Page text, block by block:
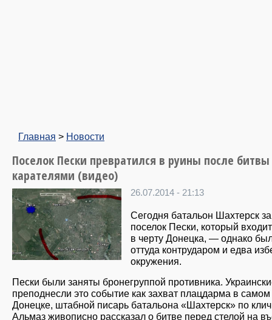
Главная > Новости
Поселок Пески превратился в руины после битвы
карателями (видео)
26.07.2014 - 21:13
Сегодня батальон Шахтерск
поселок Пески, который входит
в черту Донецка, — однако
оттуда контрударом и едва
окружения.
Пески были заняты бронегруппой противника.
преподнесли это событие как захват плацдарма в самом
Донецке, штабной писарь батальона «Шахтерск» по
Альмаз живописно рассказал о битве перед стелой на